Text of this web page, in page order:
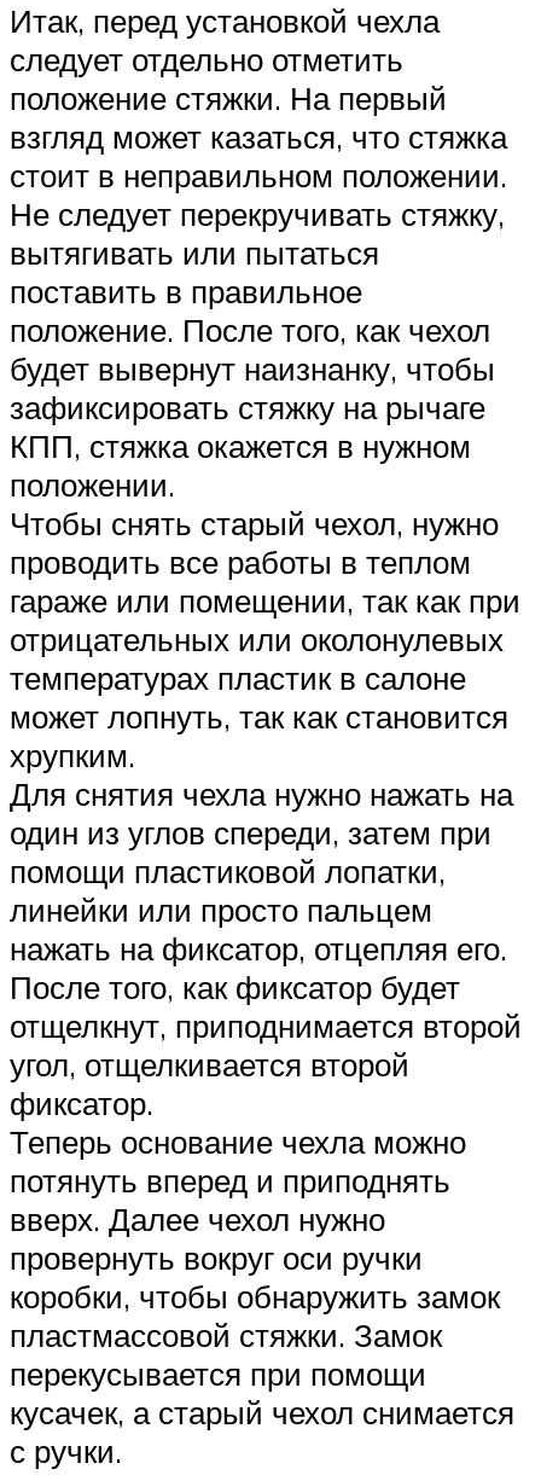
Итак, перед установкой чехла
следует отдельно отметить
положение стяжки. На первый
взгляд может казаться, что стяжка
стоит в неправильном положении.
Не следует перекручивать стяжку,
вытягивать или пытаться
поставить в правильное
положение. После того, как чехол
будет вывернут наизнанку, чтобы
зафиксировать стяжку на рычаге
КПП, стяжка окажется в нужном
положении.
Чтобы снять старый чехол, нужно
проводить все работы в теплом
гараже или помещении, так как при
отрицательных или околонулевых
температурах пластик в салоне
может лопнуть, так как становится
хрупким.
Для снятия чехла нужно нажать на
один из углов спереди, затем при
помощи пластиковой лопатки,
линейки или просто пальцем
нажать на фиксатор, отцепляя его.
После того, как фиксатор будет
отщелкнут, приподнимается второй
угол, отщелкивается второй
фиксатор.
Теперь основание чехла можно
потянуть вперед и приподнять
вверх. Далее чехол нужно
провернуть вокруг оси ручки
коробки, чтобы обнаружить замок
пластмассовой стяжки. Замок
перекусывается при помощи
кусачек, а старый чехол снимается
с ручки.